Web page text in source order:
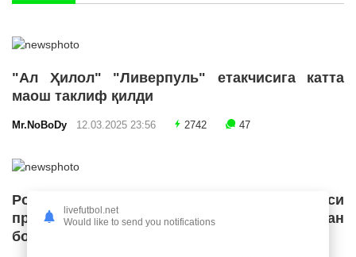
"Ал Ҳилол" "Ливерпуль" етакчисига катта
маош таклиф қилди
Mr.NoBoDy 12.03.2025 23:56 2742 47
Роналду Бразилия футбол конфедерацияси
президенти лавозимига номзодини қўйишдан
бош тортди
livefutbol.net
Would like to send you notifications